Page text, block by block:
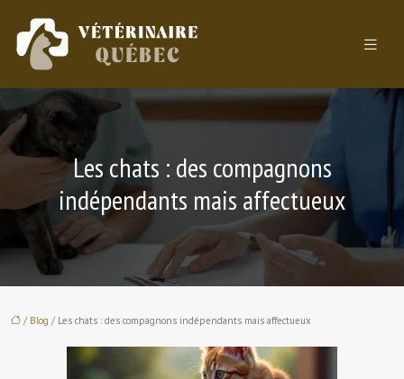
Les chats : des compagnons
indépendants mais affectueux
/ Blog / Les chats : des compagnons indépendants mais affectueux